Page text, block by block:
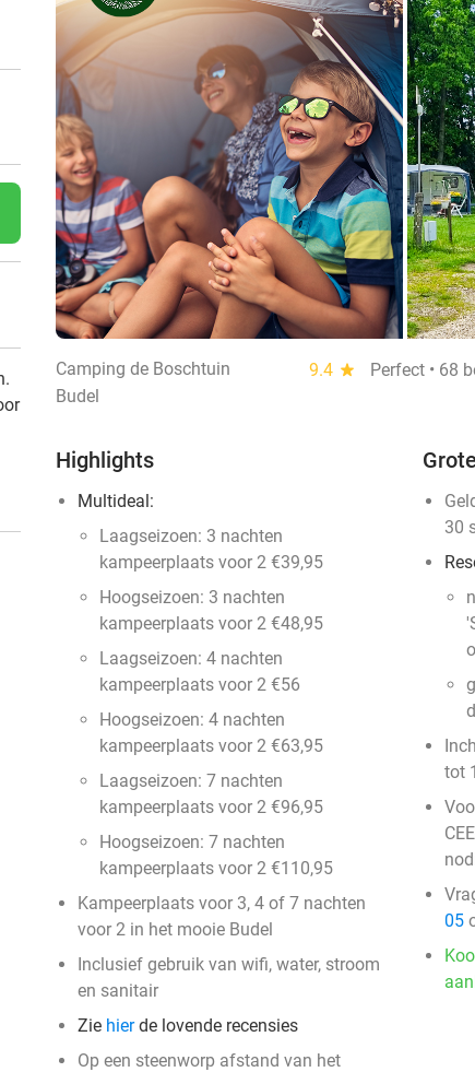
Camping de Boschtuin 9.4 star
Perfect • 68
Budel
Highlights
Multideal:
Laagseizoen: 3 nachten
kampeerplaats voor 2 €39,95
Hoogseizoen: 3 nachten
kampeerplaats voor 2 €48,95
Laagseizoen: 4 nachten
kampeerplaats voor 2 €56
Hoogseizoen: 4 nachten
kampeerplaats voor 2 €63,95
Laagseizoen: 7 nachten
kampeerplaats voor 2 €96,95
Hoogseizoen: 7 nachten
kampeerplaats voor 2 €110,95
Kampeerplaats voor 3, 4 of 7 nachten
voor 2 in het mooie Budel
Inclusief gebruik van wifi, water, stroom
en sanitair
Zie hierde lovende recensies
Op een steenworp afstand van het
30
tot
05